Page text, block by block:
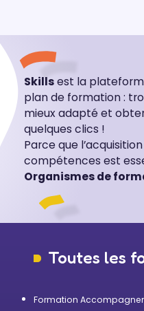
Skillsest la
plan de formation :
mieux adapté et
quelques clics !
Parce que
compétences est
Organismes de
Toutes les
Formation